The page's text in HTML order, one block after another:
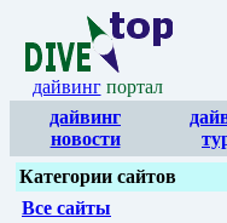
дайвинг портал
дайвинг
новости
Категории сайтов
Все сайты